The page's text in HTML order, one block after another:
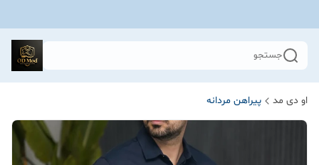
جستجو
او دی مد پیراهن مردانه